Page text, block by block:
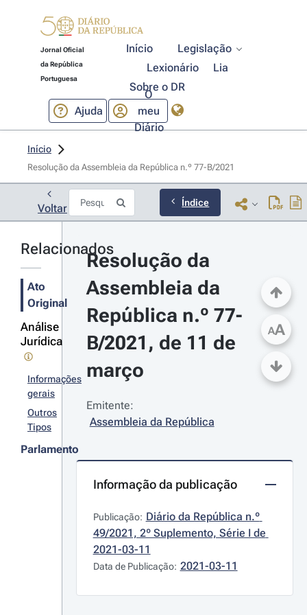
Jornal Oficial
da República
Portuguesa
Início
Legislação
Lexionário
Lia
Sobre o DR
Ajuda
O
meu
Diário
Início
Resolução da Assembleia da República n.º 77-B/2021
Voltar Índice
Relacionados
Ato
Original
Análise
Jurídica
Informações
gerais
Outros
Tipos
Parlamento
Resolução da
Assembleia da
República n.º 77-
B/2021, de 11 de
março
Emitente:
Assembleia da República
Informação da publicação
Publicação: Diário da República n.º
49/2021, 2º Suplemento, Série I de
2021-03-11
Data de Publicação: 2021-03-11
AA